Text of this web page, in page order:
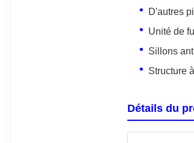
D'autres
Unité de
Sillons
Structure
Détails du